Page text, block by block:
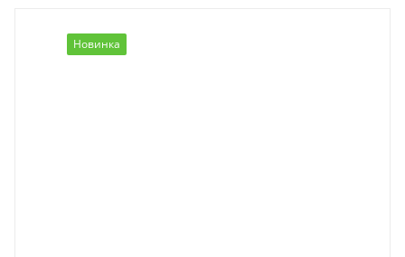
Новинка